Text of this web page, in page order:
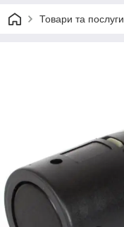
Товари та послуги